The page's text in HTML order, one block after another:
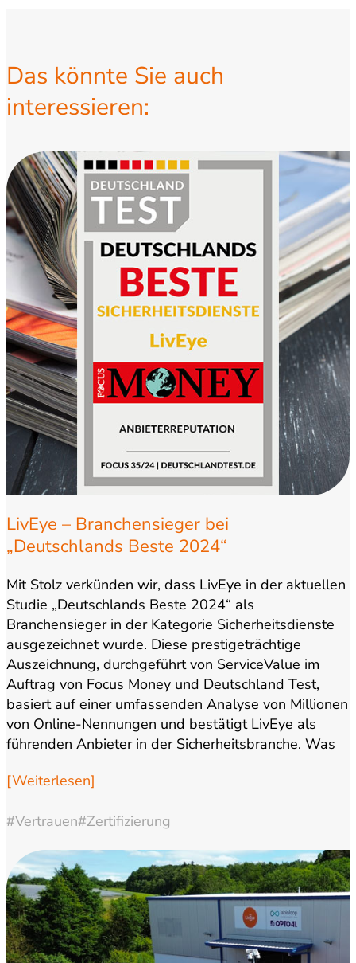
Das könnte Sie auch
interessieren:
LivEye – Branchensieger bei
„Deutschlands Beste 2024“
Mit Stolz verkünden wir, dass LivEye in der aktuellen
Studie „Deutschlands Beste 2024“ als
Branchensieger in der Kategorie Sicherheitsdienste
ausgezeichnet wurde. Diese prestigeträchtige
Auszeichnung, durchgeführt von ServiceValue im
Auftrag von Focus Money und Deutschland Test,
basiert auf einer umfassenden Analyse von Millionen
von Online-Nennungen und bestätigt LivEye als
führenden Anbieter in der Sicherheitsbranche. Was
[Weiterlesen]
#Vertrauen#Zertifizierung